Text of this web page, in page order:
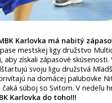
Karlovka má nabitý
mestskej ligy družstvo
aby získali zápasové
svoju ligu družstvá
na domácej palubovke
súboj so Svitom. V nedeľu
Karlovka do toho!!!